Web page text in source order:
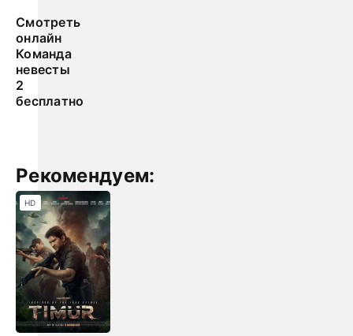
Смотреть
онлайн
Команда
невесты
2
бесплатно
Рекомендуем:
HD